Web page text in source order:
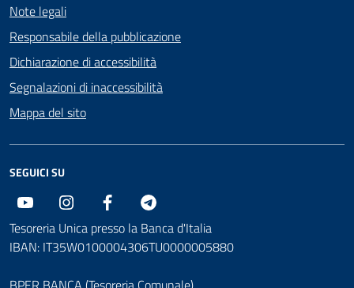
Note legali
Responsabile della pubblicazione
Dichiarazione di accessibilità
Segnalazioni di inaccessibilità
Mappa del sito
SEGUICI SU
Youtube Instagram Facebook
Tesoreria Unica presso la Banca d'Italia
IBAN: IT35W0100004306TU0000005880